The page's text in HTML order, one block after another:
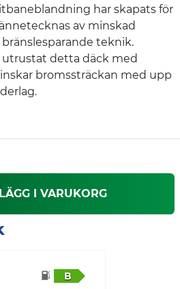
har skapats för
av minskad
teknik.
utrustat detta däck med
bromssträckan med upp
LÄGG I VARUKORG
B